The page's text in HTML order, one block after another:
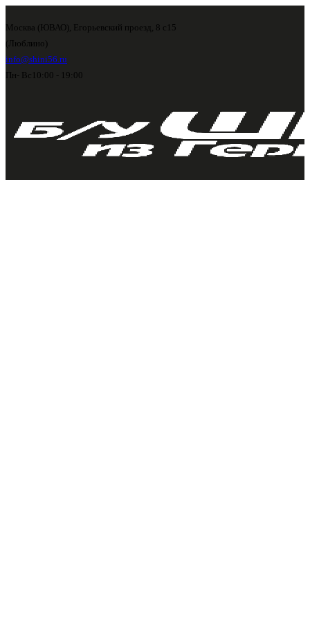
Москва (ЮВАО), Егорьевский проезд, 8 с15
(Люблино)
info@shini56.ru
Пн- Вс 10:00 - 19:00